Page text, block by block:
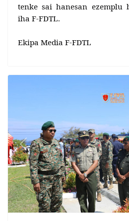
tenke sai hanesan
iha F-FDTL.
Ekipa Media F-FDTL
Previous